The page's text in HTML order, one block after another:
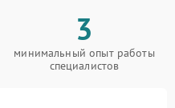
3
минимальный опыт работы
специалистов